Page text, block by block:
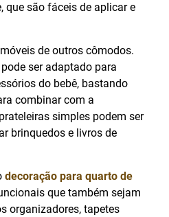
que são fáceis de aplicar e
de outros cômodos.
ser adaptado para
do bebê, bastando
combinar com a
simples podem ser
brinquedos e livros de
decoração para quarto de
que também sejam
organizadores, tapetes